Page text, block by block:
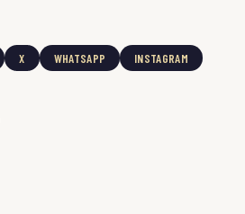
X WHATSAPP INSTAGRAM